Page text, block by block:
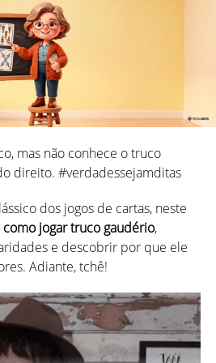
resistência e aquele drible
Mau-Mau, os jogadores
para vencer e saber
driblar o oponente pode
no Mau-Mau, a tensão e a
mas não conhece o truco
direito. #verdadessejamditas
dos jogos de cartas, neste
como jogar truco gaudério,
e descobrir por que ele
Adiante, tchê!